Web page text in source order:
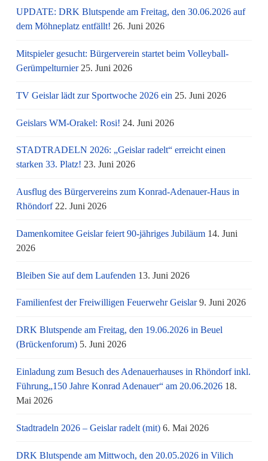
UPDATE: DRK Blutspende am Freitag, den 30.06.2026 auf
dem Möhneplatz entfällt! 26. Juni 2026
Mitspieler gesucht: Bürgerverein startet beim Volleyball-
Gerümpelturnier 25. Juni 2026
TV Geislar lädt zur Sportwoche 2026 ein 25. Juni 2026
Geislars WM-Orakel: Rosi! 24. Juni 2026
STADTRADELN 2026: „Geislar radelt“ erreicht einen
starken 33. Platz! 23. Juni 2026
Ausflug des Bürgervereins zum Konrad-Adenauer-Haus in
Rhöndorf 22. Juni 2026
Damenkomitee Geislar feiert 90-jähriges Jubiläum 14. Juni
2026
Bleiben Sie auf dem Laufenden 13. Juni 2026
Familienfest der Freiwilligen Feuerwehr Geislar 9. Juni 2026
DRK Blutspende am Freitag, den 19.06.2026 in Beuel
(Brückenforum) 5. Juni 2026
Einladung zum Besuch des Adenauerhauses in Rhöndorf inkl.
Führung„150 Jahre Konrad Adenauer“ am 20.06.2026 18.
Mai 2026
Stadtradeln 2026 – Geislar radelt (mit) 6. Mai 2026
DRK Blutspende am Mittwoch, den 20.05.2026 in Vilich